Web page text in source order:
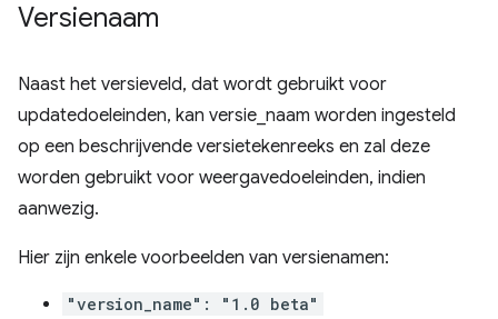
Versienaam
Naast het versieveld, dat wordt gebruikt voor
updatedoeleinden, kan versie_naam worden ingesteld
op een beschrijvende versietekenreeks en zal deze
worden gebruikt voor weergavedoeleinden, indien
aanwezig.
Hier zijn enkele voorbeelden van versienamen:
"version_name": "1.0 beta"